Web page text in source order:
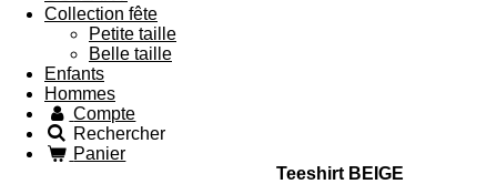
Collection fête
Petite taille
Belle taille
Enfants
Hommes
Compte
Rechercher
Panier
Teeshirt BEIGE